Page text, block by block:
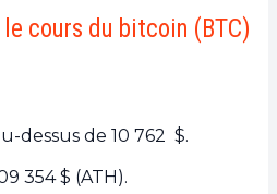
cours du bitcoin (BTC)
dessus de 10 762 $.
354 $ (ATH).